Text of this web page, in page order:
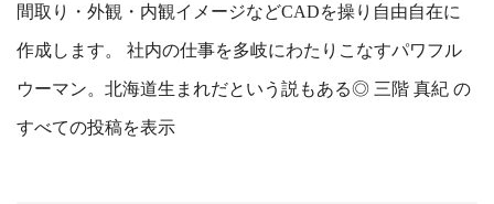
間取り・外観・内観イメージなどCADを操り自由自在に
作成します。 社内の仕事を多岐にわたりこなすパワフル
ウーマン。北海道生まれだという説もある◎ 三階 真紀 の
すべての投稿を表示